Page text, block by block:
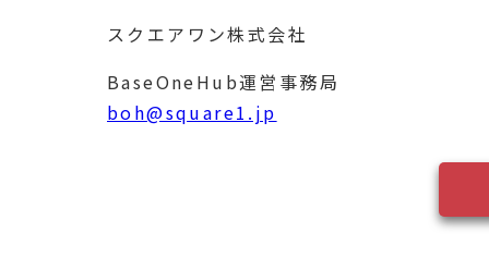
スクエアワン株式会社
BaseOneHub運営事務局
boh@square1.jp